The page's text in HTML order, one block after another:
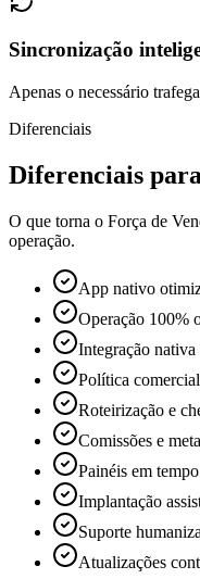
Sincronização
Apenas o necessário
Diferenciais
Diferenciais
O que torna o Força de
operação.
App nativo
Operação 100%
Integração
Política
Roteirização e
Comissões e
Painéis em
Implantação
Suporte
Atualizações